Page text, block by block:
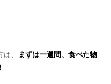
、
まずは一週間、食べた物